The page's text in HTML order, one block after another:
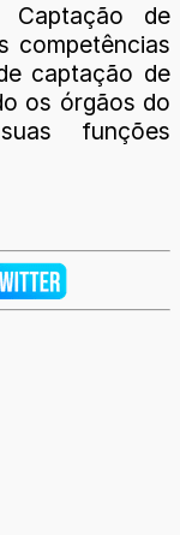
Captação de
competências
captação de
os órgãos do
funções